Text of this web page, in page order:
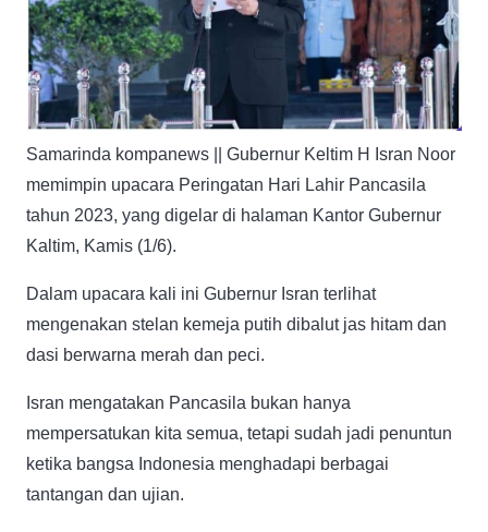
Samarinda kompanews || Gubernur Keltim H Isran Noor
memimpin upacara Peringatan Hari Lahir Pancasila
tahun 2023, yang digelar di halaman Kantor Gubernur
Kaltim, Kamis (1/6).
Dalam upacara kali ini Gubernur Isran terlihat
mengenakan stelan kemeja putih dibalut jas hitam dan
dasi berwarna merah dan peci.
Isran mengatakan Pancasila bukan hanya
mempersatukan kita semua, tetapi sudah jadi penuntun
ketika bangsa Indonesia menghadapi berbagai
tantangan dan ujian.